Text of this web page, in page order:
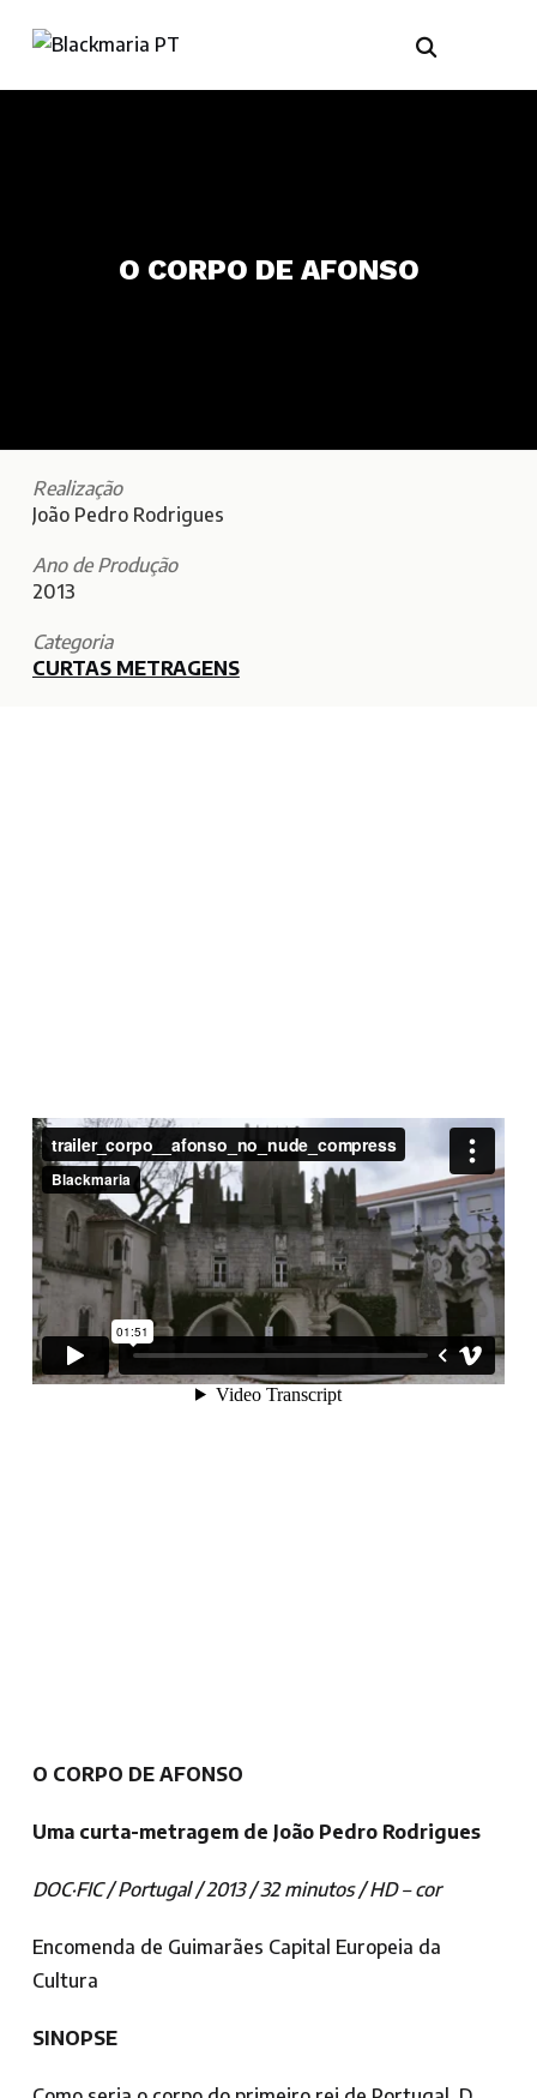
O CORPO DE AFONSO
Realização
João Pedro Rodrigues
Ano de Produção
2013
Categoria
CURTAS METRAGENS
O CORPO DE AFONSO
Uma curta-metragem de João Pedro Rodrigues
DOC·FIC / Portugal / 2013 / 32 minutos / HD – cor
Encomenda de Guimarães Capital Europeia da
Cultura
SINOPSE